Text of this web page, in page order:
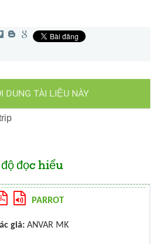
DUNG TÀI LIỆU NÀY
đọc hiểu
PARROT
giả: ANVAR MK